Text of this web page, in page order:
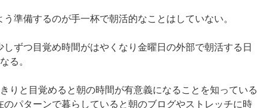
う準備するのが手一杯で朝活的なことはしていない。
しずつ目覚め時間がはやくなり金曜日の外部で朝活する日
る。
りと目覚めると朝の時間が有意義になることを知っている
のパターンで暮らしていると朝のブログやストレッチに時